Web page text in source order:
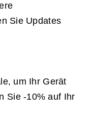
Sie Updates
um Ihr Gerät
Sie -10% auf Ihr